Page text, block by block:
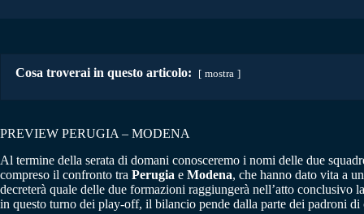
Cosa troverai in questo articolo: mostra
PREVIEW PERUGIA – MODENA
Al termine della serata di domani conosceremo i nomi delle due
compreso il confronto tra Perugia e Modena, che hanno dato vita a
decreterà quale delle due formazioni raggiungerà nell’atto
in questo turno dei play-off, il bilancio pende dalla parte dei padroni